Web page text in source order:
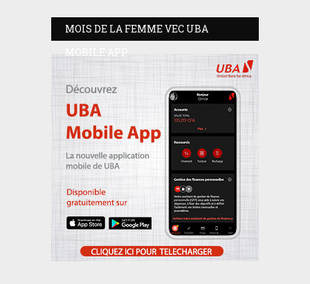
MOIS DE LA FEMME VEC UBA
MOBILE APP